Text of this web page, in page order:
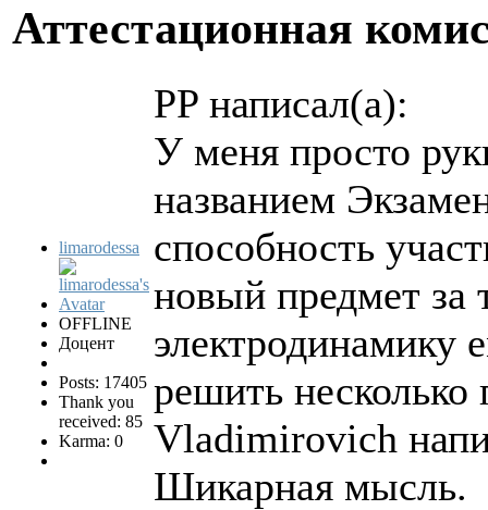
Аттестационная
limarodessa
OFFLINE
Доцент
Posts: 17405
Thank you
received: 85
Karma: 0
PP написал(а):
У меня просто
названием
способность
новый предмет за
электродинамику
решить несколько
Vladimirovich
Шикарная мысль.